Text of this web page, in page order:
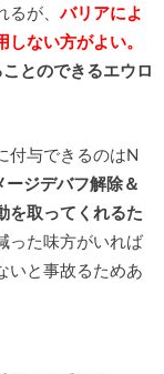
るが、バリアによ
ない方がよい。
とのできるエウロ
付与できるのはN
ージデバフ解除＆
を取ってくれるた
った味方がいれば
いと事故るためあ